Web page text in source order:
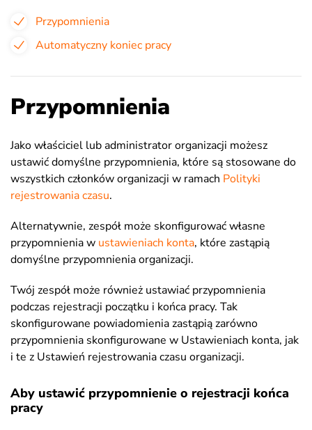
Przypomnienia
Automatyczny koniec pracy
Przypomnienia
Jako właściciel lub administrator organizacji możesz
ustawić domyślne przypomnienia, które są stosowane do
wszystkich członków organizacji w ramach Polityki
rejestrowania czasu.
Alternatywnie, zespół może skonfigurować własne
przypomnienia w ustawieniach konta, które zastąpią
domyślne przypomnienia organizacji.
Twój zespół może również ustawiać przypomnienia
podczas rejestracji początku i końca pracy. Tak
skonfigurowane powiadomienia zastąpią zarówno
przypomnienia skonfigurowane w Ustawieniach konta, jak
i te z Ustawień rejestrowania czasu organizacji.
Aby ustawić przypomnienie o rejestracji końca
pracy